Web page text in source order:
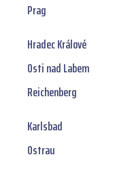
Prag
Hradec Králové
Osti nad Labem
Reichenberg
Karlsbad
Ostrau